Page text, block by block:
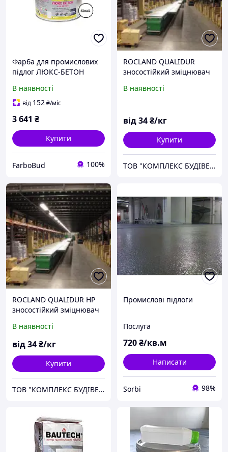
Фарба для промислових
підлог ЛЮКС-БЕТОН
8.3л
В наявності
від 152₴/міс
3 641 ₴
Купити
FarboBud 100%
ROCLAND QUALIDUR
зносостійкий зміцнювач
промислових підлог.(25
В наявності
від34₴/кг
Купити
ТОВ "КОМПЛЕКС БУДІВЕЛЬНИХ ПОСЛУГ"
ROCLAND QUALIDUR НР
зносостійкий зміцнювач
промислових підлог.(25
кг)
В наявності
від34₴/кг
Купити
ТОВ "КОМПЛЕКС БУДІВЕЛЬНИХ ПОСЛУГ"
Промислові підлоги
Послуга
720₴/кв.м
Написати
Sorbi 98%